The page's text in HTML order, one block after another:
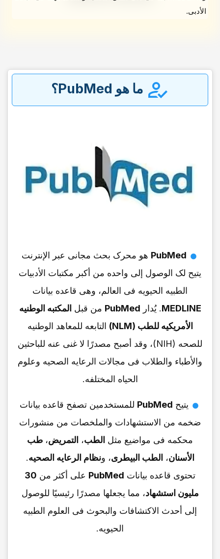
الأدبی.
ما هو PubMed؟
PubMed هو محرک بحث مجانی عبر الإنترنت
یتیح لک الوصول إلى واحده من أکبر مکتبات الأدبیات
الطبیه الحیویه فی العالم، وهی قاعده بیانات
MEDLINE. یُدار PubMed من قبل المکتبه الوطنیه
الأمریکیه للطب (NLM)
التابعه للمعاهد الوطنیه
للصحه (NIH)، وقد أصبح مصدرًا لا غنى عنه للباحثین
والأطباء والطلاب فی مجالات الرعایه الصحیه وعلوم
الحیاه المختلفه.
یتیح PubMed للمستخدمین تصفح قاعده بیانات
ضخمه من الاستشهادات والملخصات من منشورات
محکمه فی مواضیع مثل الطب، التمریض، طب
الأسنان، الطب البیطری، ونظام الرعایه الصحیه.
تحتوی قاعده بیانات PubMed على أکثر من 30
ملیون استشهاد، مما یجعلها مصدرًا رئیسیًا للوصول
إلى أحدث الاکتشافات والبحوث فی العلوم الطبیه
الحیویه.